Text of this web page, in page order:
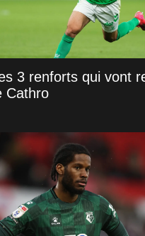
3 renforts qui vont
Cathro